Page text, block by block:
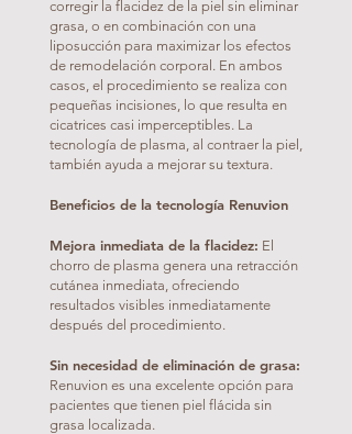
corregir la flacidez de la piel sin eliminar
grasa, o en combinación con una
liposucción para maximizar los efectos
de remodelación corporal. En ambos
casos, el procedimiento se realiza con
pequeñas incisiones, lo que resulta en
cicatrices casi imperceptibles. La
tecnología de plasma, al contraer la piel,
también ayuda a mejorar su textura.
Beneficios de la tecnología Renuvion
Mejora inmediata de la flacidez: El
chorro de plasma genera una retracción
cutánea inmediata, ofreciendo
resultados visibles inmediatamente
después del procedimiento.
Sin necesidad de eliminación de grasa:
Renuvion es una excelente opción para
pacientes que tienen piel flácida sin
grasa localizada.